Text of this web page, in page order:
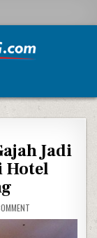
Jadi
Hotel
ON RIBUAN KEPING